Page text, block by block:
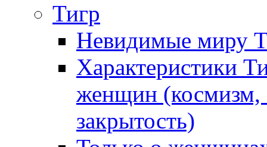
Тигр
Невидимые миру
Характеристики
женщин (космизм,
закрытость)